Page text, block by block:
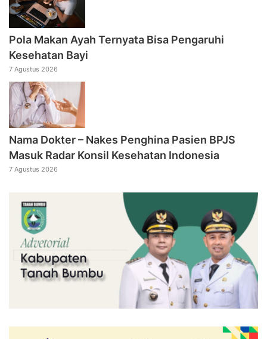
Pola Makan Ayah Ternyata Bisa Pengaruhi
Kesehatan Bayi
7 Agustus 2026
Nama Dokter – Nakes Penghina Pasien BPJS
Masuk Radar Konsil Kesehatan Indonesia
7 Agustus 2026